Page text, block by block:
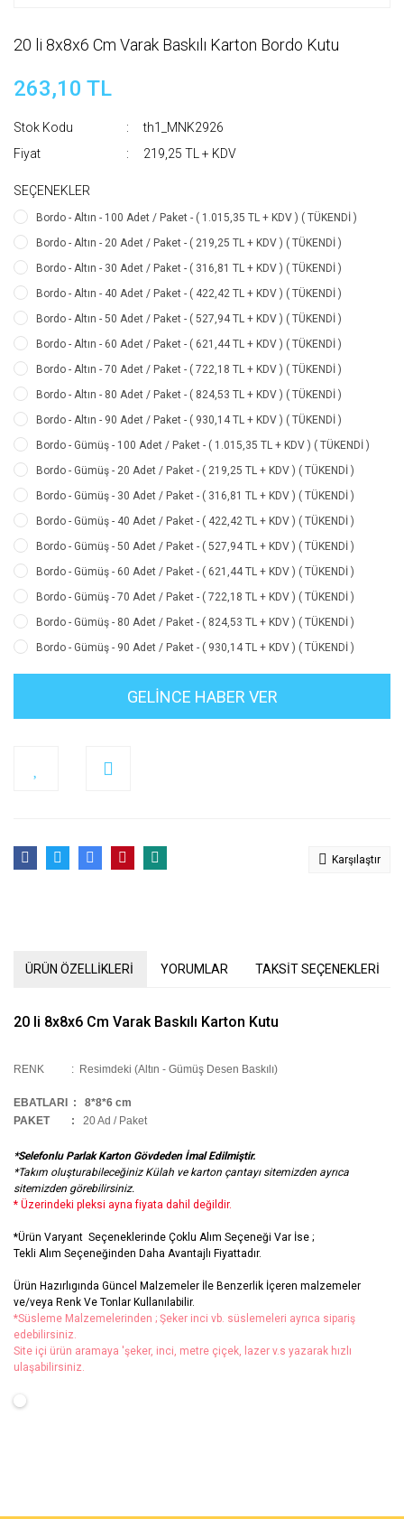
20 li 8x8x6 Cm Varak Baskılı Karton Bordo Kutu
263,10 TL
Stok Kodu
th1_MNK2926
Fiyat
219,25 TL + KDV
SEÇENEKLER
Bordo - Altın - 100 Adet / Paket - ( 1.015,35 TL + KDV ) ( TÜKENDİ )
Bordo - Altın - 20 Adet / Paket - ( 219,25 TL + KDV ) ( TÜKENDİ )
Bordo - Altın - 30 Adet / Paket - ( 316,81 TL + KDV ) ( TÜKENDİ )
Bordo - Altın - 40 Adet / Paket - ( 422,42 TL + KDV ) ( TÜKENDİ )
Bordo - Altın - 50 Adet / Paket - ( 527,94 TL + KDV ) ( TÜKENDİ )
Bordo - Altın - 60 Adet / Paket - ( 621,44 TL + KDV ) ( TÜKENDİ )
Bordo - Altın - 70 Adet / Paket - ( 722,18 TL + KDV ) ( TÜKENDİ )
Bordo - Altın - 80 Adet / Paket - ( 824,53 TL + KDV ) ( TÜKENDİ )
Bordo - Altın - 90 Adet / Paket - ( 930,14 TL + KDV ) ( TÜKENDİ )
Bordo - Gümüş - 100 Adet / Paket - ( 1.015,35 TL + KDV ) ( TÜKENDİ )
Bordo - Gümüş - 20 Adet / Paket - ( 219,25 TL + KDV ) ( TÜKENDİ )
Bordo - Gümüş - 30 Adet / Paket - ( 316,81 TL + KDV ) ( TÜKENDİ )
Bordo - Gümüş - 40 Adet / Paket - ( 422,42 TL + KDV ) ( TÜKENDİ )
Bordo - Gümüş - 50 Adet / Paket - ( 527,94 TL + KDV ) ( TÜKENDİ )
Bordo - Gümüş - 60 Adet / Paket - ( 621,44 TL + KDV ) ( TÜKENDİ )
Bordo - Gümüş - 70 Adet / Paket - ( 722,18 TL + KDV ) ( TÜKENDİ )
Bordo - Gümüş - 80 Adet / Paket - ( 824,53 TL + KDV ) ( TÜKENDİ )
Bordo - Gümüş - 90 Adet / Paket - ( 930,14 TL + KDV ) ( TÜKENDİ )
GELİNCE HABER VER
Karşılaştır
ÜRÜN ÖZELLİKLERİ YORUMLAR TAKSİT SEÇENEKLERİ
20 li 8x8x6 Cm Varak Baskılı Karton Kutu
RENK : Resimdeki (Altın - Gümüş Desen Baskılı)
EBATLARI :
8*8*6 cm
PAKET : 20 Ad / Paket
*Selefonlu Parlak Karton Gövdeden İmal Edilmiştir.
*Takım oluşturabileceğiniz Külah ve karton çantayı sitemizden ayrıca
sitemizden görebilirsiniz.
* Üzerindeki pleksi ayna fiyata dahil değildir.
*Ürün Varyant Seçeneklerinde Çoklu Alım Seçeneği Var İse ;
Tekli Alım Seçeneğinden Daha Avantajlı Fiyattadır.
Ürün Hazırlıgında Güncel Malzemeler İle Benzerlik İçeren malzemeler
ve/veya Renk Ve Tonlar Kullanılabilir.
*Süsleme Malzemelerinden ; Şeker inci vb. süslemeleri ayrıca sipariş
edebilirsiniz.
Site içi ürün aramaya 'şeker, inci, metre çiçek, lazer v.s yazarak hızlı
ulaşabilirsiniz.